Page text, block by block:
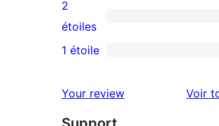
étoile
à
3
0
avis
2
2
étoiles
à
1
1 étoile
Your review Voir